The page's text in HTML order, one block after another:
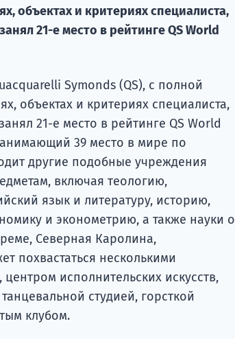
объектах и ​​критериях специалиста,
21-е место в рейтинге QS World
Symonds (QS), с полной
объектах и ​​критериях специалиста,
21-е место в рейтинге QS World
39 место в мире по
другие подобные учреждения
включая теологию,
язык и литературу, историю,
и эконометрию, а также науки о
Северная Каролина,
похвастаться несколькими
исполнительских искусств,
студией, горсткой
клубом.